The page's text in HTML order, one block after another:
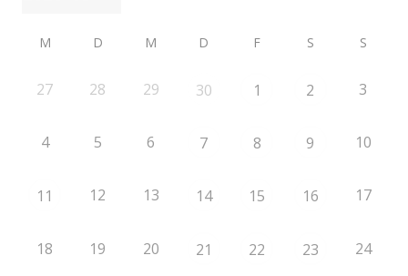
M D M D F S S
27 28 29 30 1 2 3
4 5 6 7 8 9 10
11 12 13 14 15 16 17
18 19 20 21 22 23 24